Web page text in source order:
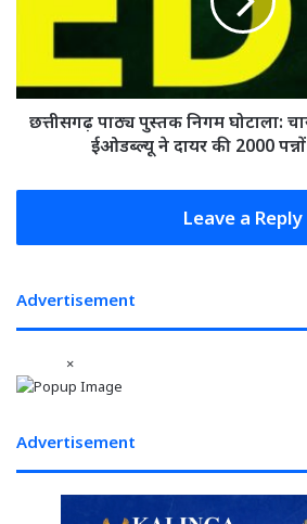
तबादला,
लिस्ट
खिलाफ
ईओडब्ल्यू
की
छत्तीसगढ़ पाठ्य पुस्तक निगम घोटाला:
ईओडब्ल्यू ने दायर की 2000
Leave a Reply
Advertisement
×
Advertisement